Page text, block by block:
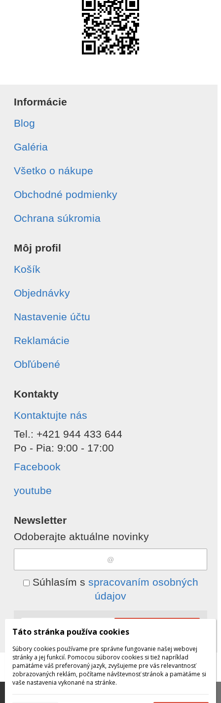
Informácie
Blog
Galéria
Všetko o nákupe
Obchodné podmienky
Ochrana súkromia
Môj profil
Košík
Objednávky
Nastavenie účtu
Reklamácie
Obľúbené
Kontakty
Kontaktujte nás
Tel.: +421 944 433 644
Po - Pia: 9:00 - 17:00
Facebook
youtube
Newsletter
Odoberajte aktuálne novinky
Súhlasím s spracovaním osobných
údajov
© 2026 WEXBO |www.wexbo.com|Prihlásiť
Táto stránka používa cookies
Súbory cookies používame pre správne fungovanie našej webovej
stránky a jej funkcií. Pomocou súborov cookies si tiež napríklad
pamätáme váš preferovaný jazyk, zvyšujeme pre vás relevantnosť
zobrazovaných reklám, počítame návštevnosť stránok a pamätáme si
vaše nastavenia vykonané na stránke.